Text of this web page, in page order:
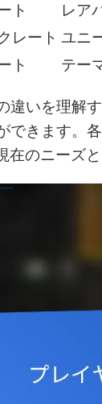
ト
レア
レート ユニ
ト
テー
違いを理解
できます。
在のニーズ